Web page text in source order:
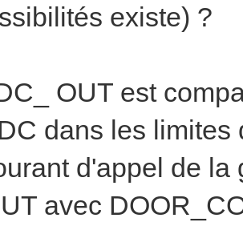
existe) ?
OUT est
dans les
d'appel de la
avec